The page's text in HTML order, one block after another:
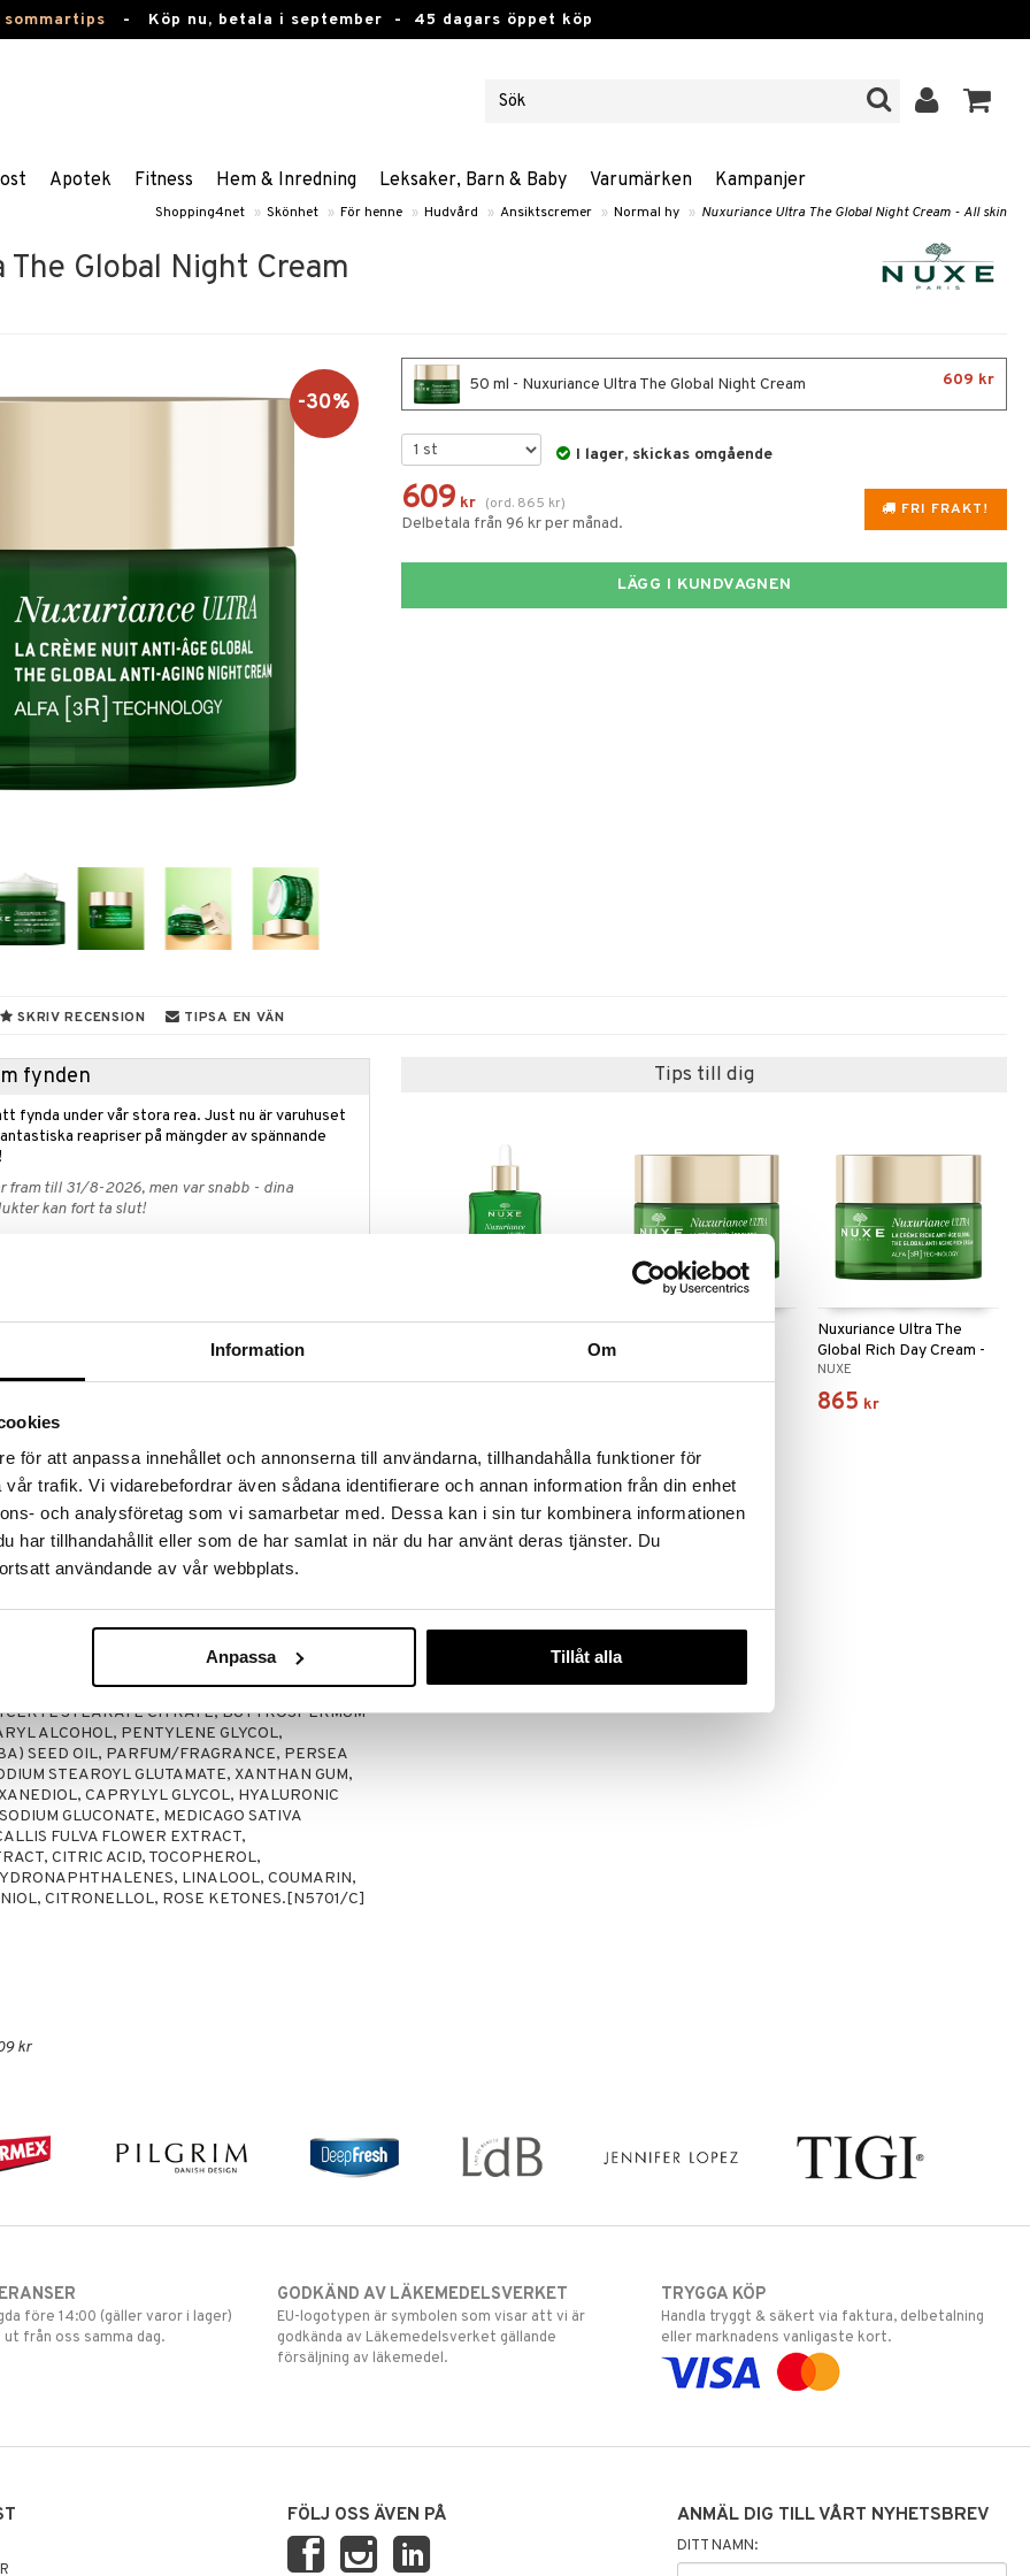
Information Om
för att anpassa innehållet och annonserna till användarna, tillhandahålla funktioner för
trafik. Vi vidarebefordrar även sådana identifierare och annan information från din enhet
och analysföretag som vi samarbetar med. Dessa kan i sin tur kombinera informationen
har tillhandahållit eller som de har samlat in när du har använt deras tjänster. Du
användande av vår webbplats.
Anpassa Tillåt alla
- Köp nu, betala i september - 45 dagars öppet köp
Apotek Fitness Hem & Inredning Leksaker, Barn & Baby Varumärken Kampanjer
Shopping4net » Skönhet » För henne » Hudvård » Ansiktscremer » Normal hy » Nuxuriance Ultra The Global Night Cream - All skin
Global Night Cream
-30%
50 ml - Nuxuriance Ultra The Global Night Cream 609 kr
I lager, skickas omgående
FRI FRAKT!
609 kr (ord. 865 kr)
Delbetala från 96 kr per månad.
LÄGG I KUNDVAGNEN
SKRIV RECENSION TIPSA EN VÄN
fynden
fynda under vår stora rea. Just nu är varuhuset
reapriser på mängder av spännande
fram till 31/8-2026, men var snabb - dina
kan fort ta slut!
från Nuxe är den globala anti-age nattkrämen
ålderstecknen på natten och ger omedelbart
När du vaknar: Huden ser reparerad ut, rynkorna
och fräsch.
ut: Rynkorna är korrigerade, huden är mycket
regenererats.
med en unik sensorisk känsla tack vare den
Den universella konsistensen passar alla
halsen och dekolletaget.
ETHER, BEHENYL ALCOHOL, C10-18
STEARATE CITRATE, BUTYROSPERMUM
ALCOHOL, PENTYLENE GLYCOL,
SEED OIL, PARFUM/FRAGRANCE, PERSEA
STEAROYL GLUTAMATE, XANTHAN GUM,
CAPRYLYL GLYCOL, HYALURONIC
GLUCONATE, MEDICAGO SATIVA
FULVA FLOWER EXTRACT,
CITRIC ACID, TOCOPHEROL,
LINALOOL, COUMARIN,
CITRONELLOL, ROSE KETONES.[N5701/C]
kr
Tips till dig
Global Day Cream - All
Nuxuriance Ultra The
Global Rich Day Cream -
Dry
NUXE
865 kr
före 14:00 (gäller varor i lager)
från oss samma dag.
GODKÄND AV LÄKEMEDELSVERKET
EU-logotypen är symbolen som visar att vi är
godkända av Läkemedelsverket gällande
försäljning av läkemedel.
TRYGGA KÖP
Handla tryggt & säkert via faktura, delbetalning
eller marknadens vanligaste kort.
FÖLJ OSS ÄVEN PÅ ANMÄL DIG TILL VÅRT NYHETSBREV
DITT NAMN: